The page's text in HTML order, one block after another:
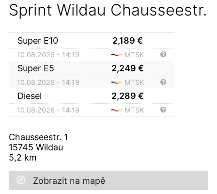
Sprint Wildau Chausseestr.
Super E10 2,189 €
10.08.2026 - 14:19 MTSK
Super E5 2,249 €
10.08.2026 - 14:19 MTSK
Diesel 2,289 €
10.08.2026 - 14:19 MTSK
Chausseestr. 1
15745 Wildau
5,2 km
Zobrazit na mapě